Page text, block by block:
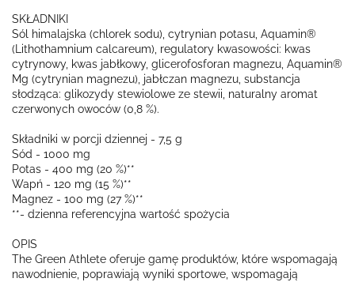
SKŁADNIKI
Sól himalajska (chlorek sodu), cytrynian potasu, Aquamin®
(Lithothamnium calcareum), regulatory kwasowości: kwas
cytrynowy, kwas jabłkowy, glicerofosforan magnezu, Aquamin®
Mg (cytrynian magnezu), jabłczan magnezu, substancja
słodząca: glikozydy stewiolowe ze stewii, naturalny aromat
czerwonych owoców (0,8 %).
Składniki w porcji dziennej - 7,5 g
Sód - 1000 mg
Potas - 400 mg (20 %)**
Wapń - 120 mg (15 %)**
Magnez - 100 mg (27 %)**
**- dzienna referencyjna wartość spożycia
OPIS
The Green Athlete oferuje gamę produktów, które wspomagają
nawodnienie, poprawiają wyniki sportowe, wspomagają